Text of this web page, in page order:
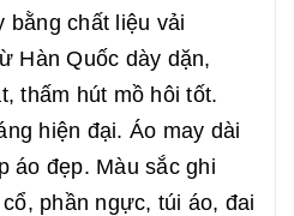
bằng chất liệu vải
Hàn Quốc dày dặn,
thấm hút mồ hôi tốt.
hiện đại. Áo may dài
áo đẹp. Màu sắc ghi
phần ngực, túi áo, đai